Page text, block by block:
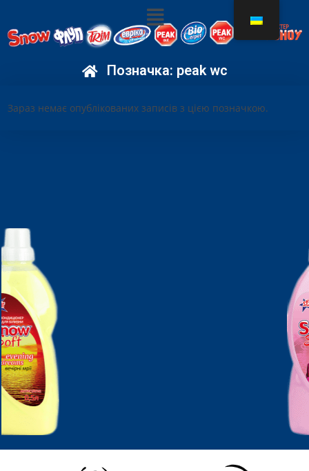
Позначка: peak wc
Зараз немає опублікованих записів з цією позначкою.